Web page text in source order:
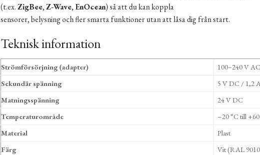
(t.ex.ZigBee,Z-Wave,EnOcean) så att du kan koppla
sensorer, belysning och fler smarta funktioner utan att låsa dig från start.
Teknisk information
Strömförsörjning (adapter)
100–240 V
Sekundär spänning
5 V DC / 1,2
Matningsspänning
24 V DC
Temperaturområde
−20 °C till
Material
Plast
Färg
Vit (RAL